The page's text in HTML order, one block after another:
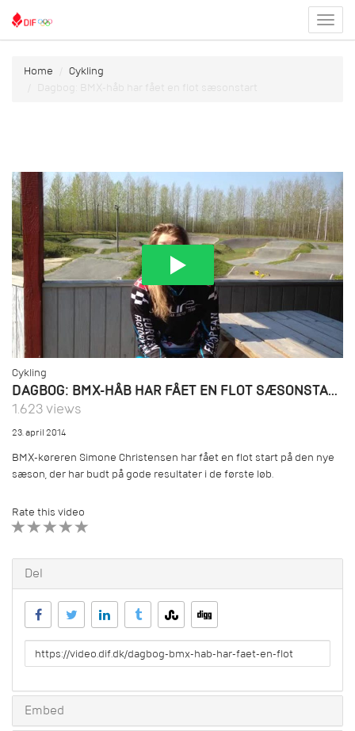
menu
Home
Cykling
Dagbog: BMX-håb har fået en flot sæsonstart
Cykling
DAGBOG: BMX-HÅB HAR FÅET EN FLOT SÆSONSTART
1.623 views
23. april 2014
BMX-køreren Simone Christensen har fået en flot start på den nye
sæson, der har budt på gode resultater i de første løb.
Rate this video
Del
URL
to
Embed